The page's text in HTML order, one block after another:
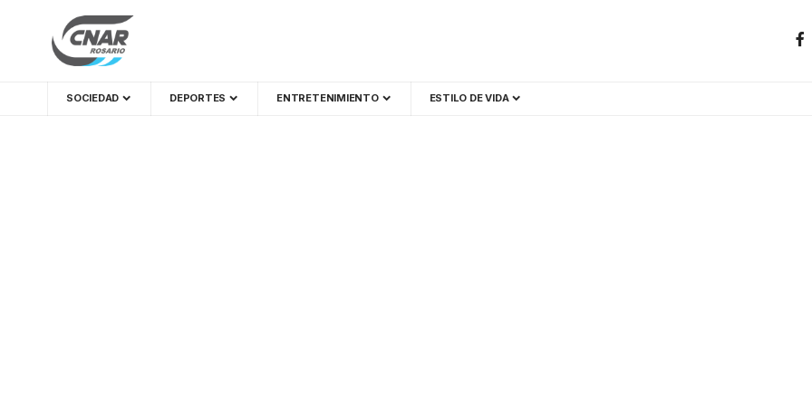
SOCIEDAD DEPORTES ENTRETENIMIENTO ESTILO DE VIDA